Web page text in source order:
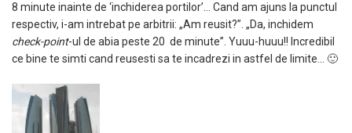
8 minute inainte de ‘inchiderea portilor’… Cand am ajuns la punctul
respectiv, i-am intrebat pe arbitrii: „Am reusit?”. „Da, inchidem
check-point-ul de abia peste 20 de minute”. Yuuu-huuu!! Incredibil
ce bine te simti cand reusesti sa te incadrezi in astfel de limite… 🙂